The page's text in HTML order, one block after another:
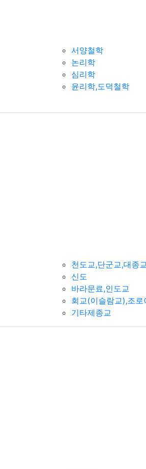
서양철학
논리학
심리학
윤리학,도덕철학
천도교,단군교,대종
신도
바라문료,인도교
회교(이슬람교),조로
기타제종교